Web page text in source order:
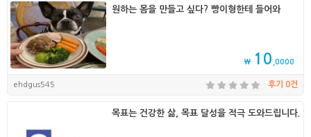
원하는 몸을 만들고 싶다? 빵이형한테 들어와
₩ 10 ,0000
ehdgus545 후기 0건
목표는 건강한 삶, 목표 달성을 적극 도와드립니다.